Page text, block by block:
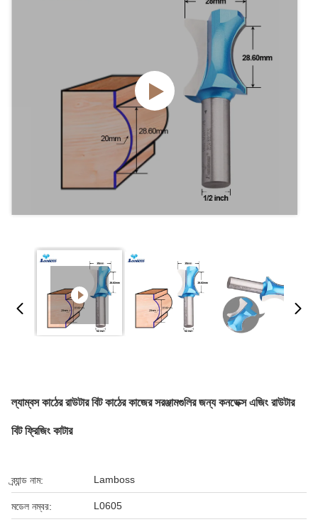
ল্যাম্বস কাঠের রাউটার বিট কাঠের কাজের সরঞ্জামগুলির জন্য কনভেক্স এজিং রাউটার
বিট ফ্রিজিং কাটার
ব্র্যান্ড নাম: Lamboss
মডেল নম্বর: L0605